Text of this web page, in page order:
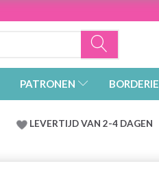
PATRONEN BORDERIE
LEVERTIJD VAN 2-4 DAGEN